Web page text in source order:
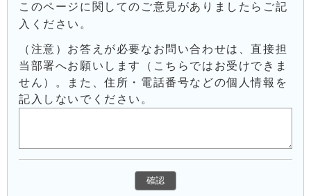
このページに関してのご意見がありましたらご記
入ください。
（注意）お答えが必要なお問い合わせは、直接担
当部署へお願いします（こちらではお受けできま
せん）。また、住所・電話番号などの個人情報を
記入しないでください。